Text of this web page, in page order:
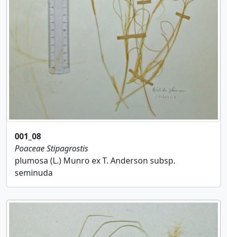
001_08
PoaceaeStipagrostis
plumosa (L.) Munro ex T. Anderson subsp.
seminuda